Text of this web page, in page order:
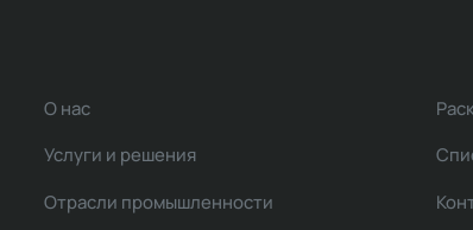
О нас
Услуги и решения
Отрасли промышленности